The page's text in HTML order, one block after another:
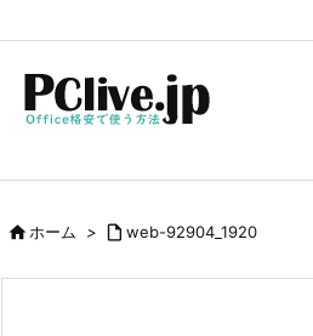
ホーム >  web-92904_1920